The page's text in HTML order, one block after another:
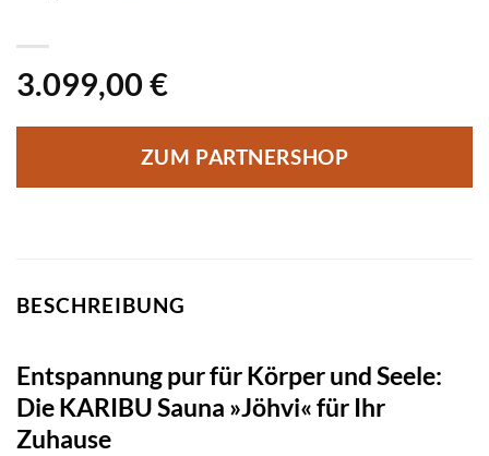
3.099,00 €
ZUM PARTNERSHOP
BESCHREIBUNG
Entspannung pur für Körper und Seele:
Die KARIBU Sauna »Jöhvi« für Ihr
Zuhause